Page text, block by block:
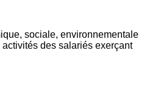
sociale, environnementale
des salariés exerçant